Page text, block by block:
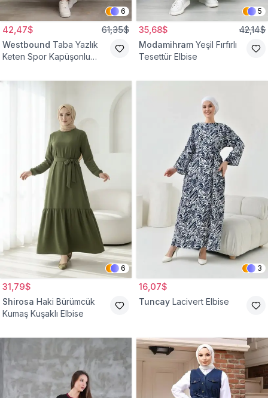
6
42,47$ 61,35$
Westbound Taba Yazlık
Keten Spor Kapüşonlu
Tesettür Elbise
5
35,68$ 42,14$
Modamihram Yeşil Fırfırlı
Tesettür Elbise
6
31,79$
Shirosa Haki Bürümcük
Kumaş Kuşaklı Elbise
3
16,07$
Tuncay Lacivert Elbise